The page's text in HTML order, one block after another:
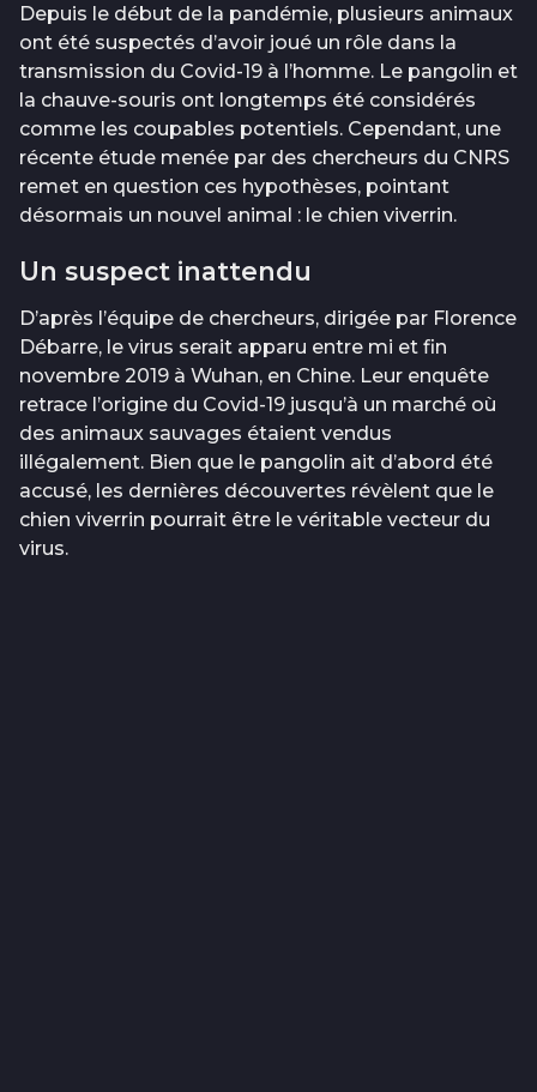
Depuis le début de la pandémie, plusieurs animaux
ont été suspectés d’avoir joué un rôle dans la
transmission du Covid-19 à l’homme. Le pangolin et
la chauve-souris ont longtemps été considérés
comme les coupables potentiels. Cependant, une
récente étude menée par des chercheurs du CNRS
remet en question ces hypothèses, pointant
désormais un nouvel animal : le chien viverrin.
Un suspect inattendu
D’après l’équipe de chercheurs, dirigée par Florence
Débarre, le virus serait apparu entre mi et fin
novembre 2019 à Wuhan, en Chine. Leur enquête
retrace l’origine du Covid-19 jusqu’à un marché où
des animaux sauvages étaient vendus
illégalement. Bien que le pangolin ait d’abord été
accusé, les dernières découvertes révèlent que le
chien viverrin pourrait être le véritable vecteur du
virus.